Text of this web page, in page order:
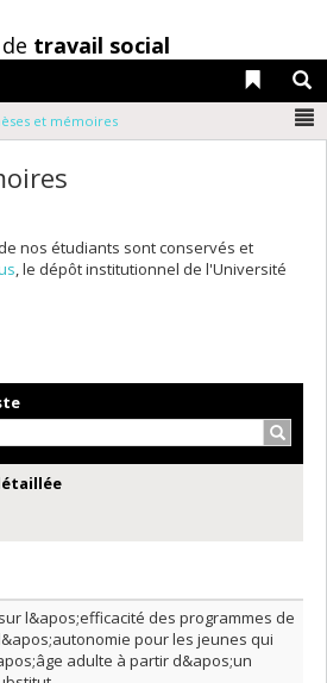
travail social
Liens
et mémoires
nos étudiants sont conservés et
, le dépôt institutionnel de l'Université
décroissant
titre en ordre décroissant
l&apos;efficacité des programmes de
pour les jeunes qui
adulte à partir d&apos;un